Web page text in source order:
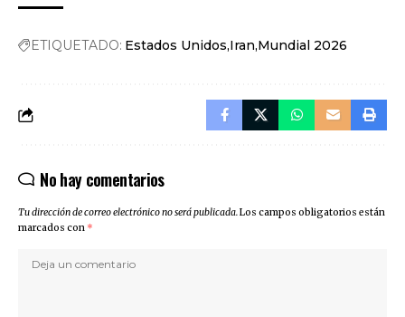
ETIQUETADO: Estados Unidos Iran Mundial 2026
No hay comentarios
Tu dirección de correo electrónico no será publicada.Los campos obligatorios están
marcados con *